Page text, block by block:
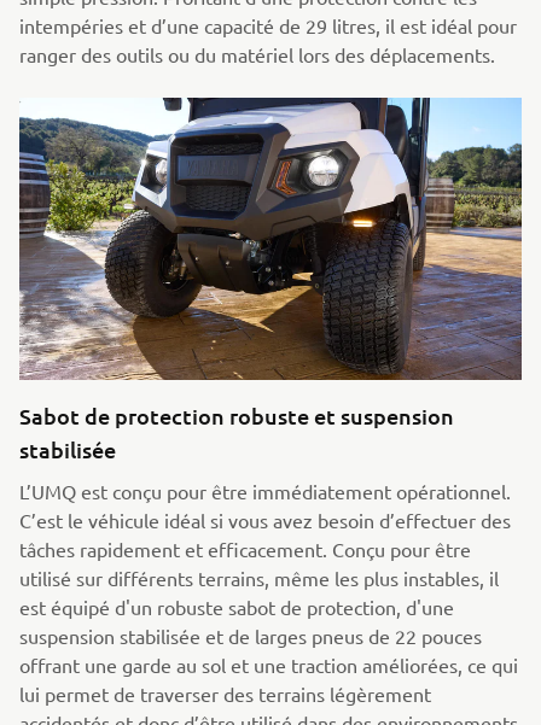
intempéries et d’une capacité de 29 litres, il est idéal pour
ranger des outils ou du matériel lors des déplacements.
Sabot de protection robuste et suspension
stabilisée
L’UMQ est conçu pour être immédiatement opérationnel.
C’est le véhicule idéal si vous avez besoin d’effectuer des
tâches rapidement et efficacement. Conçu pour être
utilisé sur différents terrains, même les plus instables, il
est équipé d'un robuste sabot de protection, d'une
suspension stabilisée et de larges pneus de 22 pouces
offrant une garde au sol et une traction améliorées, ce qui
lui permet de traverser des terrains légèrement